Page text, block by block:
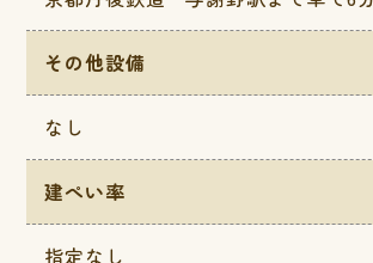
その他設備
なし
建ぺい率
指定なし